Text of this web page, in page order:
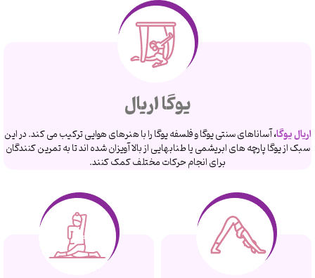
یوگا اریال
اریال یوگا،آساناهای سنتی یوگا و فلسفه یوگا را با هنرهای هوایی ترکیب می کند. در این
سبک از یوگا پارچه های ابریشمی یا طنابهایی از بالا آویزان شده اند تا به تمرین کنندگان
برای انجام حرکات مختلف کمک کنند.